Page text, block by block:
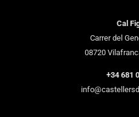
Cal
Carrer del
08720
+34 681